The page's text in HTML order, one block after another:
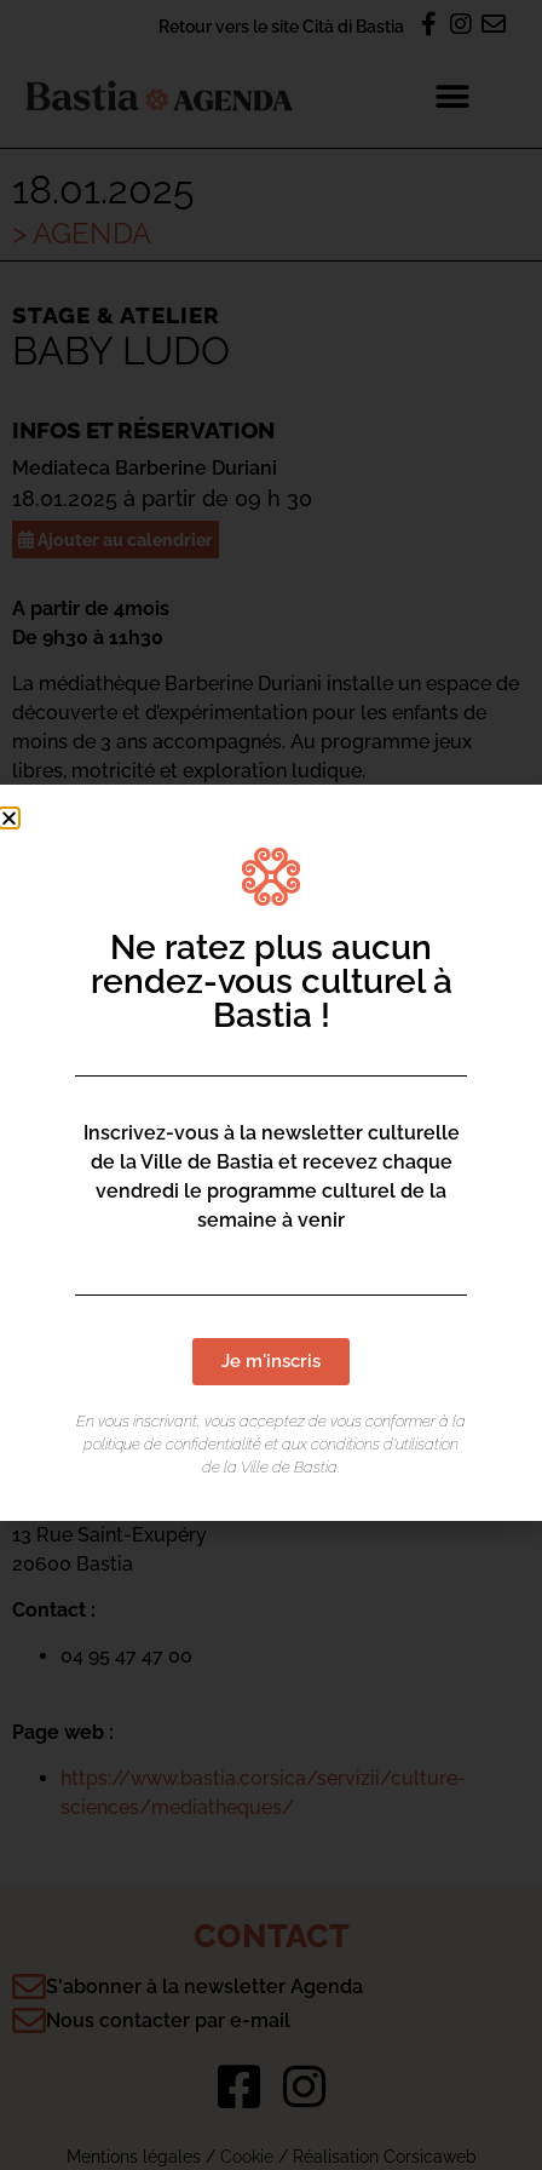
Retour vers le site Cità di Bastia
18.01.2025
> AGENDA
STAGE & ATELIER
BABY LUDO
INFOS ET RÉSERVATION
Mediateca Barberine Duriani
18.01.2025 à partir de 09 h 30
Ajouter au calendrier
A partir de 4mois
De 9h30 à 11h30
La médiathèque Barberine Duriani installe un espace de
découverte et d’expérimentation pour les enfants de
moins de 3 ans accompagnés. Au programme jeux
libres, motricité et exploration ludique.
LIEU DE L'ÉVÉNEMENT
13 Rue Saint-Exupéry
20600 Bastia
Contact :
04 95 47 47 00
Page web :
https://www.bastia.corsica/servizii/culture-
sciences/mediatheques/
CONTACT
S'abonner à la newsletter Agenda
Nous contacter par e-mail
Mentions légales / Cookie/ Réalisation Corsicaweb
Ne ratez plus aucun
rendez-vous culturel à
Bastia !
Inscrivez-vous à la newsletter culturelle
de la Ville de Bastia et recevez chaque
vendredi le programme culturel de la
semaine à venir
Je m'inscris
En vous inscrivant, vous acceptez de vous conformer à la
politique de confidentialité et aux conditions d’utilisation
de la Ville de Bastia.